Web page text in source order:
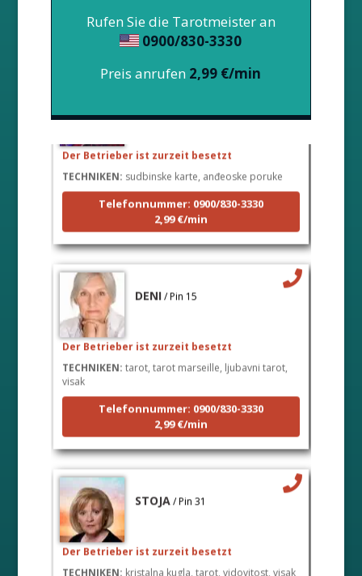
Rufen Sie die Tarotmeister an
0900/830-3330
Preis anrufen 2,99 €/min
Der Betrieber ist zurzeit besetzt
TECHNIKEN: sudbinske karte, anđeoske poruke
Telefonnummer: 0900/830-3330
2,99 €/min
DENI / Pin 15
Der Betrieber ist zurzeit besetzt
TECHNIKEN: tarot, tarot marseille, ljubavni tarot,
visak
Telefonnummer: 0900/830-3330
2,99 €/min
STOJA / Pin 31
Der Betrieber ist zurzeit besetzt
TECHNIKEN: kristalna kugla, tarot, vidovitost, visak